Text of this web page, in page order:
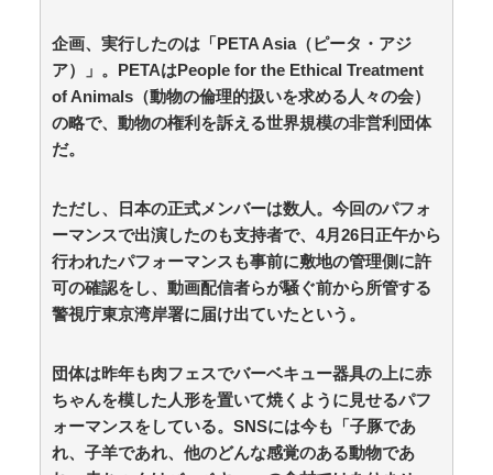
【経済】女性の労働力率は北欧並みも「低賃金依存」
の限界 団塊世代の完全引退で、企業が迫られる“最後の
選択” / 5chまとめMAP(総合) NEW! (8/6 17:05)
宮本夢羅アナ 胸チラ、谷間チラ！！ / anaguro - 総合
NEW! (8/6 17:05)
防護管なしで感電死を起こした某工務店、「そんな危
かつて６５０万部を誇った「週刊少年ジャンプ」、発
行部数が初の100万部割れ / 5chまとめMAP(総合) NEW!
(8/6 16:17)
【競馬】アスコットにいる武豊騎手とルメール騎手
紹介文おかしくね？ / おまとめアンテナ NEW! (8/6 16:00)
【政治】野党、消費減税を一斉批判 「給付優先」
『ジャンポケ斉藤、懲役7年の求刑』←これｗｗｗｗ
ｗｗｗｗｗｗｗｗｗｗｗｗｗｗ / 5chまとめMAP(総
合) NEW! (8/6 15:31)
【朗報】長野桃羽「嗣永桃子さんと道重さゆみさんが
理想のアイドル像」 / おまとめアンテナ NEW! (8/6 13:38)
企画、実行したのは「PETA Asia（ピータ・アジ
ア）」。PETAはPeople for the Ethical Treatment
of Animals（動物の倫理的扱いを求める人々の会）
の略で、動物の権利を訴える世界規模の非営利団体
だ。
ただし、日本の正式メンバーは数人。今回のパフォ
ーマンスで出演したのも支持者で、4月26日正午から
行われたパフォーマンスも事前に敷地の管理側に許
可の確認をし、動画配信者らが騒ぐ前から所管する
警視庁東京湾岸署に届け出ていたという。
団体は昨年も肉フェスでバーベキュー器具の上に赤
ちゃんを模した人形を置いて焼くように見せるパフ
ォーマンスをしている。SNSには今も「子豚であ
れ、子羊であれ、他のどんな感覚のある動物であ